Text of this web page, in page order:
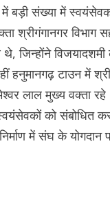
में बड़ी संख्या में
श्रीगंगानगर विभाग
जिन्होंने विजयादशमी
हनुमानगढ़ टाउन में
लाल मुख्य वक्ता
को संबोधित
में संघ के योगदान